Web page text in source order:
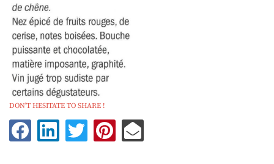
Welcome
philosophy
terroirs
DON'T HESITATE TO SHARE !